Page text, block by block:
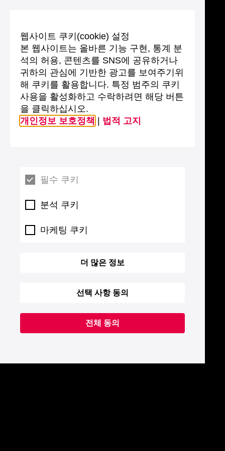
웹사이트 쿠키(cookie) 설정
본 웹사이트는 올바른 기능 구현, 통계 분
석의 허용, 콘텐츠를 SNS에 공유하거나
귀하의 관심에 기반한 광고를 보여주기위
해 쿠키를 활용합니다. 특정 범주의 쿠키
사용을 활성화하고 수락하려면 해당 버튼
을 클릭하십시오.
개인정보 보호정책
법적 고지
필수 쿠키
분석 쿠키
마케팅 쿠키
더 많은 정보
선택 사항 동의
전체 동의